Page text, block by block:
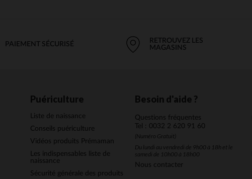
PAIEMENT SÉCURISÉ
RETROUVEZ LES
MAGASINS
Puériculture
Liste de naissance
Conseils puériculture
Vidéos produits Prémaman
Les indispensables liste de
naissance
Sécurité générale des produits
Besoin d'aide ?
Questions fréquentes
Tel : 0032 2 620 91 60
(Numéro Gratuit)
Du lundi au vendredi de 9h00 à 18h et le
samedi de 10h00 à 18h00
Nous contacter